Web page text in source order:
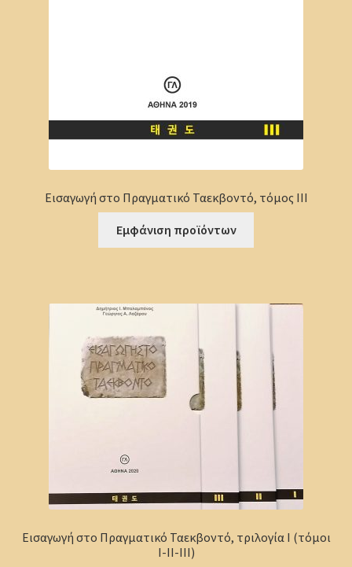
Εισαγωγή στο Πραγματικό Ταεκβοντό, τόμος ΙΙΙ
Εμφάνιση προϊόντων
Εισαγωγή στο Πραγματικό Ταεκβοντό, τριλογία Ι (τόμοι
Ι-ΙΙ-ΙΙΙ)